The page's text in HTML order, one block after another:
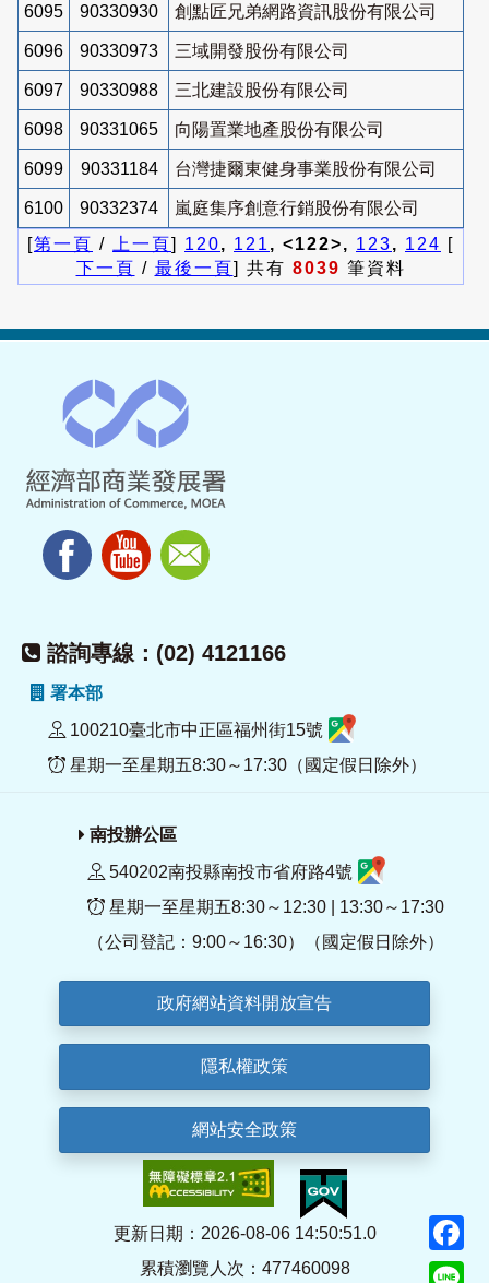
6095 90330930 創點匠兄弟網路資訊股份有限公司
6096 90330973 三域開發股份有限公司
6097 90330988 三北建設股份有限公司
6098 90331065 向陽置業地產股份有限公司
6099 90331184 台灣捷爾東健身事業股份有限公司
6100 90332374
嵐庭集序創意行銷股份有限公司
[第一頁 / 上一頁] 120, 121 , <122>, 123, 124 [
下一頁 / 最後一頁] 共有 8039 筆資料
諮詢專線：(02) 4121166
署本部
100210臺北市中正區福州街15號
星期一至星期五8:30～17:30（國定假日除外）
南投辦公區
540202南投縣南投市省府路4號
星期一至星期五8:30～12:30 | 13:30～17:30
（公司登記：9:00～16:30）（國定假日除外）
政府網站資料開放宣告
隱私權政策
網站安全政策
更新日期：2026-08-06 14:50:51.0
累積瀏覽人次：477460098